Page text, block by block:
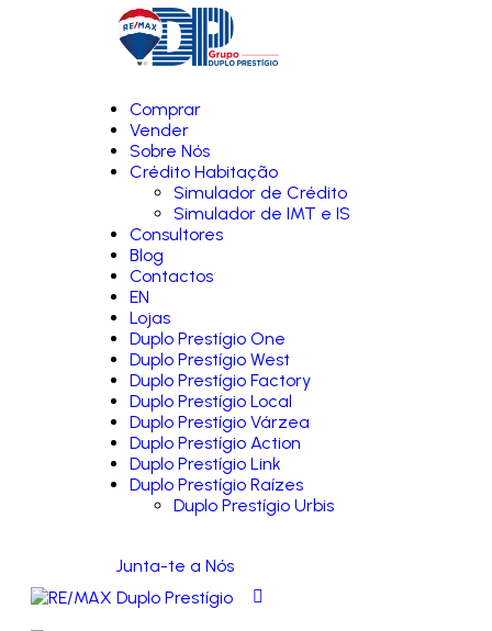
Comprar
Vender
Sobre Nós
Crédito Habitação
Simulador de Crédito
Simulador de IMT e IS
Consultores
Blog
Contactos
EN
Lojas
Duplo Prestígio One
Duplo Prestígio West
Duplo Prestígio Factory
Duplo Prestígio Local
Duplo Prestígio Várzea
Duplo Prestígio Action
Duplo Prestígio Link
Duplo Prestígio Raízes
Duplo Prestígio Urbis
Junta-te a Nós